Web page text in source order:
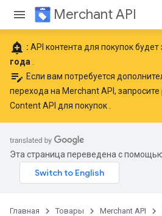
Merchant API
add_alert : API контента для покупок будет
года
edit_note Если вам потребуется
перехода на Merchant API,
Content API для покупок
Эта страница переведена с
Главная Товары Merchant API